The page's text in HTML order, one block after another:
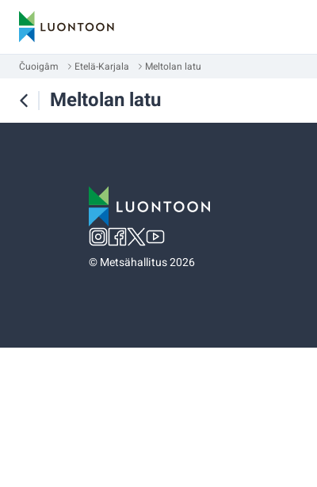
Čuoigâm Etelä-Karjala Meltolan latu
Meltolan latu
©Metsähallitus 2026